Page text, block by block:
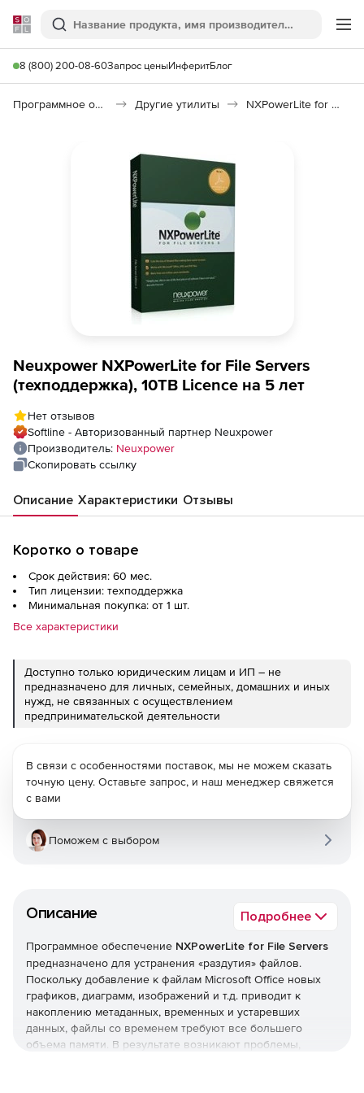
Softline
Поиск
8 (800) 200-08-60Запрос ценыИнферитБлог
Программное обеспечение для работы с файлами и дисками Другие утилиты NXPowerLite for File Servers
Neuxpower NXPowerLite for File Servers
(техподдержка), 10TB Licence на 5 лет
Нет отзывов
Softline - Авторизованный партнер Neuxpower
Производитель: Neuxpower
Скопировать ссылку
Описание Характеристики Отзывы
Коротко о товаре
Срок действия: 60 мес.
Тип лицензии: техподдержка
Минимальная покупка: от 1 шт.
Все характеристики
Доступно только юридическим лицам и ИП – не
предназначено для личных, семейных, домашних и иных
нужд, не связанных с осуществлением
предпринимательской деятельности
Описание Подробнее
Программное обеспечение NXPowerLite for File Servers
предназначено для устранения «раздутия» файлов.
Поскольку добавление к файлам Microsoft Office новых
графиков, диаграмм, изображений и т.д. приводит к
накоплению метаданных, временных и устаревших
данных, файлы со временем требуют все большего
объема памяти. В результате возникают проблемы,
В связи с особенностями поставок, мы не можем сказать
точную цену. Оставьте запрос, и наш менеджер свяжется
с вами
Поможем с выбором